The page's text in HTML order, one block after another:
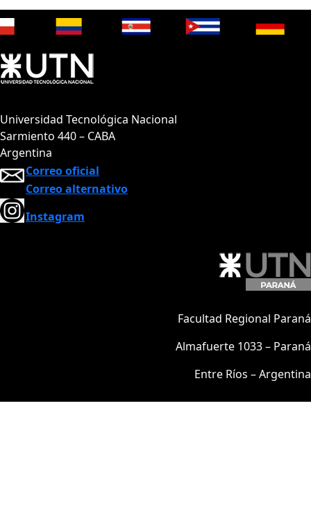
Universidad Tecnológica Nacional
Sarmiento 440 – CABA
Argentina
Correo oficial
Correo alternativo
Instagram
Facultad Regional Paraná
Almafuerte 1033 – Paraná
Entre Ríos – Argentina